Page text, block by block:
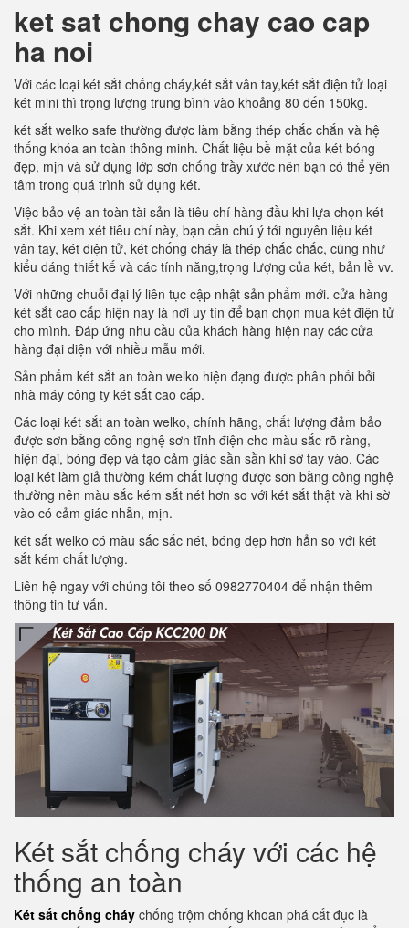
ket sat chong chay cao cap
ha noi
Với các loại két sắt chống cháy,két sắt vân tay,két sắt điện tử loại
két mini thì trọng lượng trung bình vào khoảng 80 đến 150kg.
két sắt welko safe thường được làm bằng thép chắc chắn và hệ
thống khóa an toàn thông minh. Chất liệu bề mặt của két bóng
đẹp, mịn và sử dụng lớp sơn chống trầy xước nên bạn có thể yên
tâm trong quá trình sử dụng két.
Việc bảo vệ an toàn tài sản là tiêu chí hàng đầu khi lựa chọn két
sắt. Khi xem xét tiêu chí này, bạn cần chú ý tới nguyên liệu két
vân tay, két điện tử, két chống cháy là thép chắc chắc, cũng như
kiểu dáng thiết kế và các tính năng,trọng lượng của két, bản lề vv.
Với những chuỗi đại lý liên tục cập nhật sản phẩm mới. cửa hàng
két sắt cao cấp hiện nay là nơi uy tín để bạn chọn mua két điện tử
cho mình. Đáp ứng nhu cầu của khách hàng hiện nay các cửa
hàng đại diện với nhiều mẫu mới.
Sản phẩm két sắt an toàn welko hiện đạng được phân phối bởi
nhà máy công ty két sắt cao cấp.
Các loại két sắt an toàn welko, chính hãng, chất lượng đảm bảo
được sơn bằng công nghệ sơn tĩnh điện cho màu sắc rõ ràng,
hiện đại, bóng đẹp và tạo cảm giác sần sần khi sờ tay vào. Các
loại két làm giả thường kém chất lượng được sơn bằng công nghệ
thường nên màu sắc kém sắt nét hơn so với két sắt thật và khi sờ
vào có cảm giác nhẵn, mịn.
két sắt welko có màu sắc sắc nét, bóng đẹp hơn hẳn so với két
sắt kém chất lượng.
Liên hệ ngay với chúng tôi theo số 0982770404 để nhận thêm
thông tin tư vấn.
Két sắt chống cháy với các hệ
thống an toàn
Két sắt chống cháy chống trộm chống khoan phá cắt đục là